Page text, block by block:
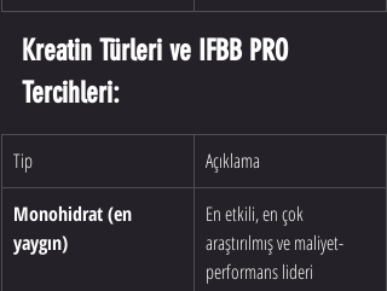
Kreatin Türleri ve IFBB PRO
Tercihleri:
Tip
Açıklama
Monohidrat (en
yaygın)
En etkili, en çok
araştırılmış ve maliyet-
performans lideri